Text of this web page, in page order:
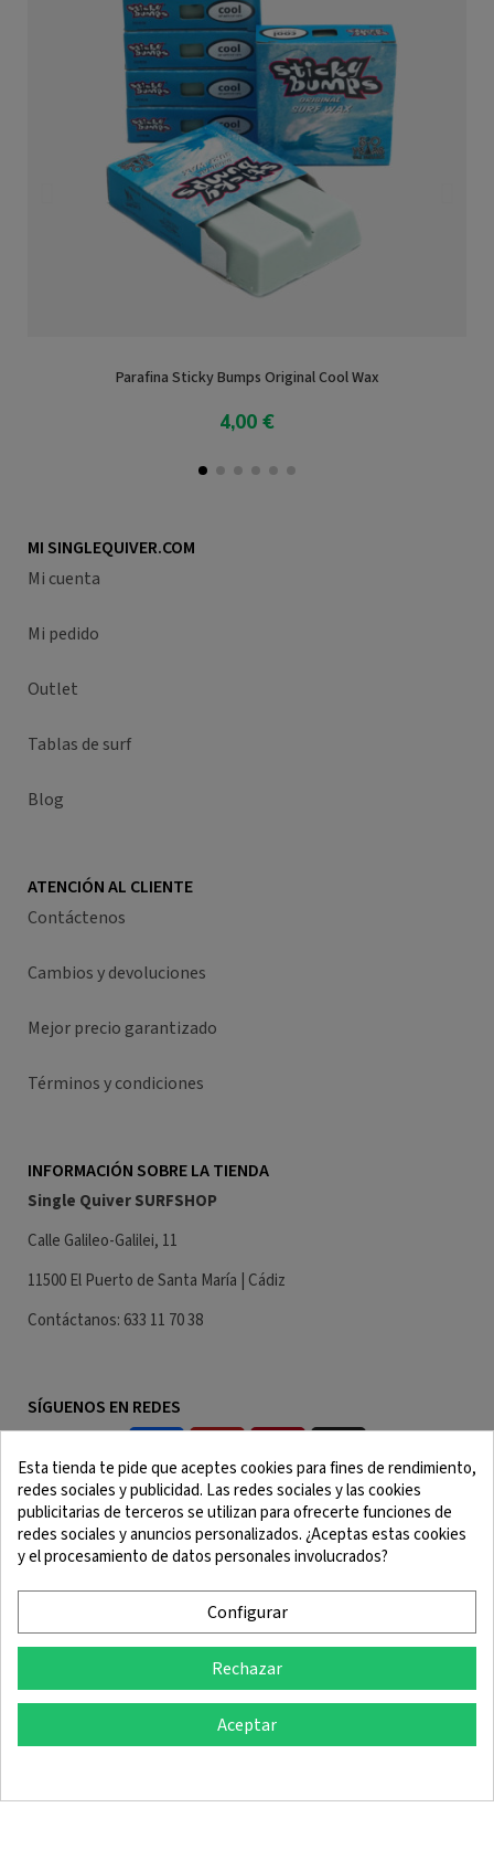
Parafina Sticky Bumps Original Cool Wax
4,00 €
Añadir al carrito
MI SINGLEQUIVER.COM
Mi cuenta
Mi pedido
Outlet
Tablas de surf
Blog
ATENCIÓN AL CLIENTE
Contáctenos
Cambios y devoluciones
Mejor precio garantizado
Términos y condiciones
INFORMACIÓN SOBRE LA TIENDA
Single Quiver SURFSHOP
Calle Galileo-Galilei, 11
11500 El Puerto de Santa María | Cádiz
Contáctanos: 633 11 70 38
SÍGUENOS EN REDES
Aviso Legal
Términos y Condiciones
© 2025 SingleQuiver - Todos los derechos reservados
Esta tienda te pide que aceptes cookies para fines de rendimiento,
redes sociales y publicidad. Las redes sociales y las cookies
publicitarias de terceros se utilizan para ofrecerte funciones de
redes sociales y anuncios personalizados. ¿Aceptas estas cookies
y el procesamiento de datos personales involucrados?
Configurar
Rechazar
Aceptar